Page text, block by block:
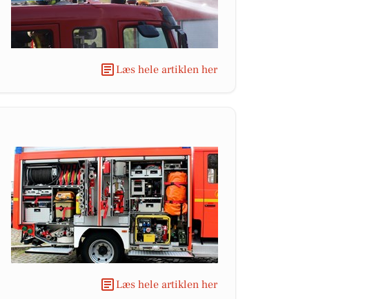
Læs hele artiklen her
Læs hele artiklen her